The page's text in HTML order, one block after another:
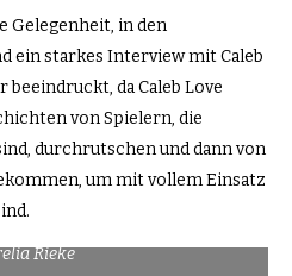
Gelegenheit, in den
ein starkes Interview mit Caleb
da Caleb Love
von Spielern, die
durchrutschen und dann von
um mit vollem Einsatz
Rieke